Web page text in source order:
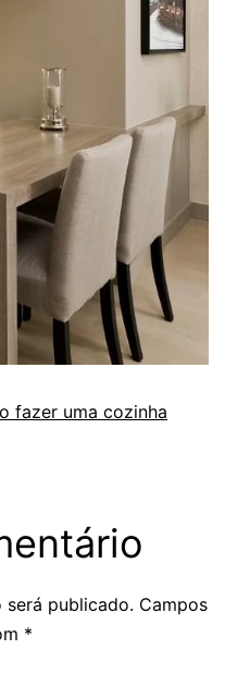
fazer uma cozinha
será publicado. Campos
*